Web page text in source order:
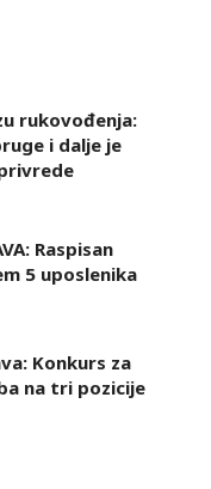
rukovođenja:
i dalje je
Raspisan
5 uposlenika
Konkurs za
na tri pozicije